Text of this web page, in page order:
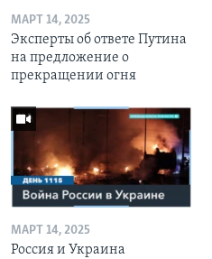
МАРТ 14, 2025
Эксперты об ответе Путина
на предложение о
прекращении огня
МАРТ 14, 2025
Россия и Украина